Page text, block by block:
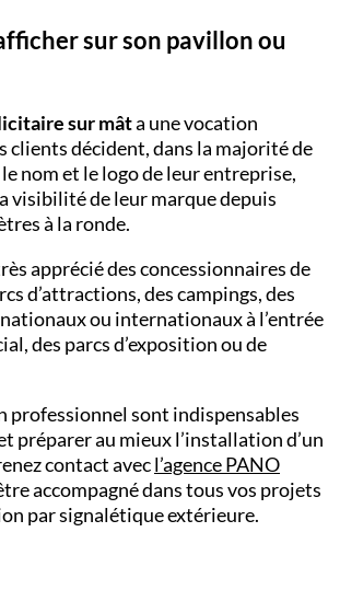
sur son pavillon ou
sur mâta une vocation
clients décident, dans la majorité de
le nom et le logo de leur entreprise,
visibilité de leur marque depuis
à la ronde.
apprécié des concessionnaires de
d’attractions, des campings, des
ou internationaux à l’entrée
des parcs d’exposition ou de
professionnel sont indispensables
préparer au mieux l’installation d’un
contact avecl’agence PANO
accompagné dans tous vos projets
parsignalétique extérieure.